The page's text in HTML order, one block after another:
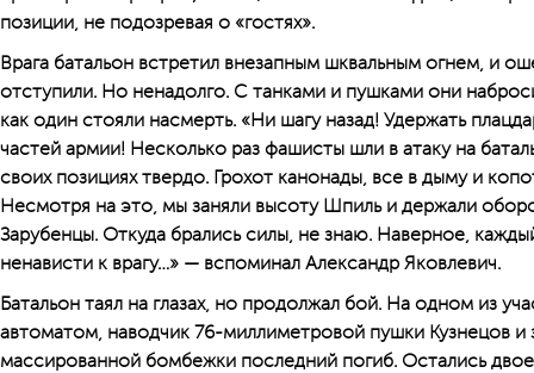
позиции, не подозревая о «гостях».
Врага батальон встретил внезапным шквальным огнем, и
отступили. Но ненадолго. С танками и пушками они
как один стояли насмерть. «Ни шагу назад! Удержать
частей армии! Несколько раз фашисты шли в атаку на
своих позициях твердо. Грохот канонады, все в дыму и
Несмотря на это, мы заняли высоту Шпиль и держали
Зарубенцы. Откуда брались силы, не знаю. Наверное,
ненависти к врагу…» — вспоминал Александр Яковлевич.
Батальон таял на глазах, но продолжал бой. На одном из
автоматом, наводчик 76-миллиметровой пушки Кузнецов
массированной бомбежки последний погиб. Остались